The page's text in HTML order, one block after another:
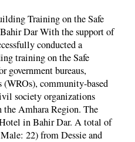
Training on the Safe
Dar With the support of
conducted a
training on the Safe
government bureaus,
(WROs), community-based
society organizations
Amhara Region. The
in Bahir Dar. A total of
22) from Dessie and